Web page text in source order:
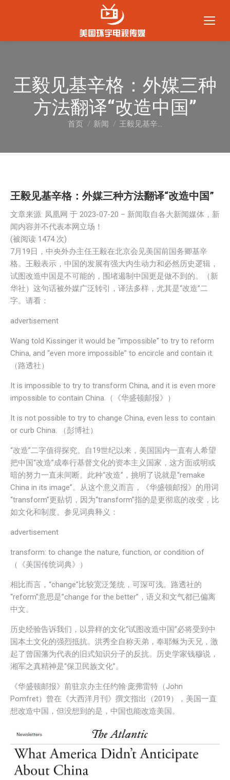
王毅见基辛格：外媒三种
方法翻译“改造中国”
您在这里：
首页 新闻 王毅见基辛…
王毅见基辛格：外媒三种方法翻译“改造中国”
文章来源: 凤凰网 于 2023-07-20 – 新闻取自各大新闻媒体，新
闻内容并不代表本网立场！
(被阅读 1474次)
7月19日，中央外办主任王毅在北京会见美国前国务卿基辛
格。王毅表示，中国的发展有强大内生动力和必然历史逻辑，
试图改造中国是不可能的，围堵遏制中国更是做不到的。（新
华社）这句话被外媒广泛转引，译法多样，尤其是“改造”二
字。请看：
advertisement
Wang told Kissinger it would be “impossible” to try to reform
China, and “even more impossible” to encircle and contain it.
（路透社）
It is impossible to try to transform China, and it is even more
impossible to contain China.（《华盛顿邮报》）
It is not possible to try to change China, even less to contain
or curb China. （彭博社）
“改造”二字值得探究。自19世纪以来，美国国内一直有人希望
把中国“改造”成奉行基督文化的资本主义国家，这方面或明或
暗的努力一直未间断。此种“改造”，挑明了说就是“remake
China in its image”。从这个意义而言，《华盛顿邮报》的用词
“transform”更贴切，因为“transform”指的是更彻底的改变，比
如文化和制度。参见词典释义：
advertisement
transform: to change the nature, function, or condition of
（《美国传统词典》）
相比而言，“change”比较宽泛笼统，可深可浅。路透社的
“reform”意思是”change for the better”，语义和文气都已偏离
中文。
历史经验告诉我们，以异样的文化“试图改造中国”必将受到中
国本土文化的强烈抵抗。洪秀全自称天弟，奉耶稣为天兄，激
起了曾国藩为代表的旧式知识分子的反抗。历史学家钱穆说，
湘军之真精神是“保卫民族文化”。
《华盛顿邮报》前驻京办主任约翰·庞弗雷特（John
Pomfret）曾在《大西洋月刊》撰文指出（2019），美国一直
想改造中国，但没想到的是，中国也能改造美国。